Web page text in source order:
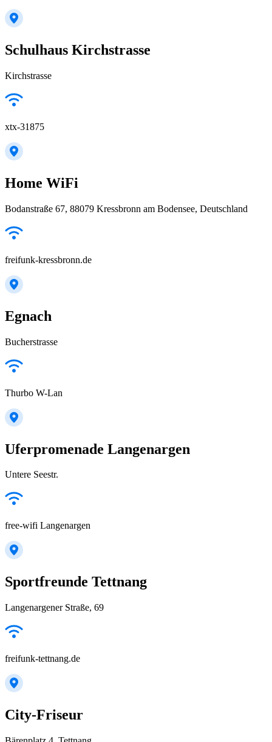
Schulhaus Kirchstrasse
Kirchstrasse
xtx-31875
Home WiFi
Bodanstraße 67, 88079 Kressbronn am Bodensee, Deutschland
freifunk-kressbronn.de
Egnach
Bucherstrasse
Thurbo W-Lan
Uferpromenade Langenargen
Untere Seestr.
free-wifi Langenargen
Sportfreunde Tettnang
Langenargener Straße, 69
freifunk-tettnang.de
City-Friseur